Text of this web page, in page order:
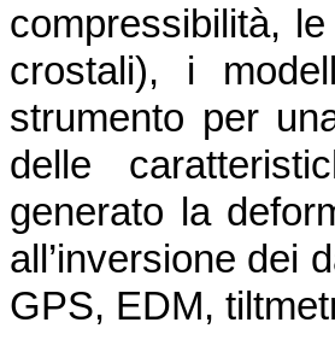
compressibilità,
crostali), i
strumento per
delle
generato la
all’inversione dei
GPS, EDM,